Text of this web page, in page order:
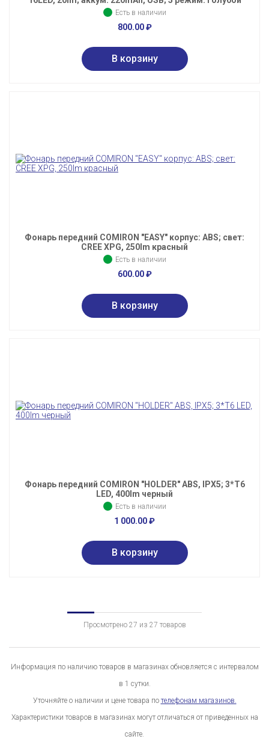
Есть в наличии
800.00₽
Фонарь передний COMIRON "EASY" корпус: ABS; свет:
CREE XPG, 250lm красный
Есть в наличии
600.00₽
Фонарь передний COMIRON "HOLDER" ABS, IPX5; 3*T6
LED, 400lm черный
Есть в наличии
1 000.00₽
Просмотрено 27 из 27 товаров
Информация по наличию товаров в магазинах обновляется с интервалом
в 1 сутки.
Уточняйте о наличии и цене товара по телефонам магазинов.
Характеристики товаров в магазинах могут отличаться от приведенных на
сайте.